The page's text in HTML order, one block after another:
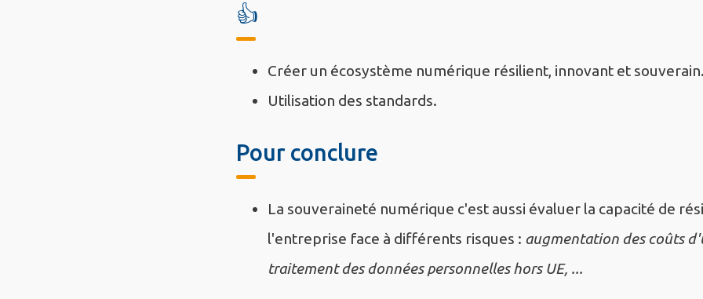
👍
Créer un écosystème numérique résilient, innovant et
Utilisation des standards.
Pour conclure
La souveraineté numérique c'est aussi évaluer la capacité de
l'entreprise face à différents risques : augmentation des coûts
traitement des données personnelles hors UE, ...